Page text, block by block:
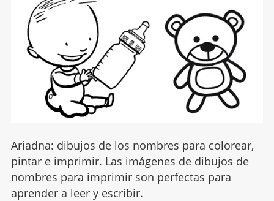
Ariadna: dibujos de los nombres para colorear,
pintar e imprimir. Las imágenes de dibujos de
nombres para imprimir son perfectas para
aprender a leer y escribir.